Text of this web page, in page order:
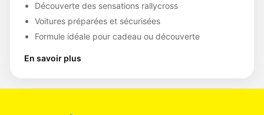
Découverte des sensations rallycross
Voitures préparées et sécurisées
Formule idéale pour cadeau ou découverte
En savoir plus